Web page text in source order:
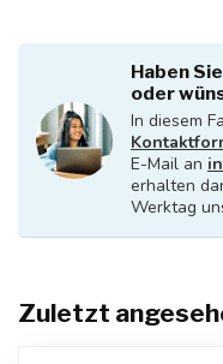
Haben
oder
In diesem
E-Mail an
erhalten
Werktag
Zuletzt